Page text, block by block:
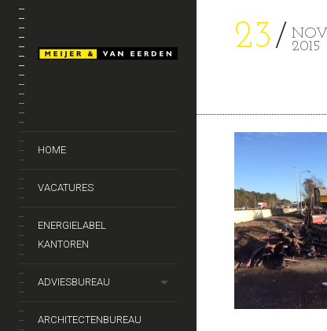
HOME
VACATURES
ENERGIELABEL
KANTOREN
ADVIESBUREAU
ARCHITECTENBUREAU
23
NOV
2015